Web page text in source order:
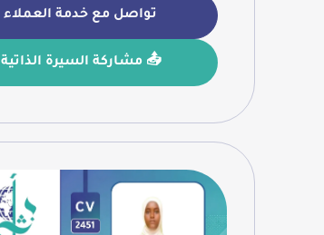
تواصل مع خدمة العملاء
📤 مشاركة السيرة الذاتية